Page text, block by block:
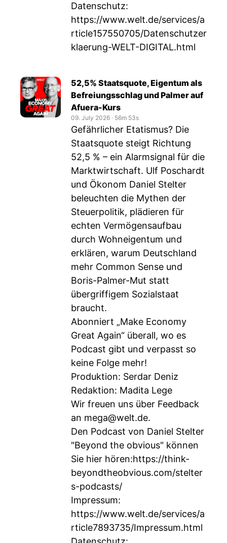
Datenschutz:
https://www.welt.de/services/a
rticle157550705/Datenschutzer
klaerung-WELT-DIGITAL.html
52,5% Staatsquote, Eigentum als
Befreiungsschlag und Palmer auf
Afuera-Kurs
09. July 2026 ‧ 56m 53s
Gefährlicher Etatismus? Die
Staatsquote steigt Richtung
52,5 % – ein Alarmsignal für die
Marktwirtschaft. Ulf Poschardt
und Ökonom Daniel Stelter
beleuchten die Mythen der
Steuerpolitik, plädieren für
echten Vermögensaufbau
durch Wohneigentum und
erklären, warum Deutschland
mehr Common Sense und
Boris-Palmer-Mut statt
übergriffigem Sozialstaat
braucht.
Abonniert „Make Economy
Great Again“ überall, wo es
Podcast gibt und verpasst so
keine Folge mehr!
Produktion: Serdar Deniz
Redaktion: Madita Lege
Wir freuen uns über Feedback
an mega@welt.de.
Den Podcast von Daniel Stelter
"Beyond the obvious" können
Sie hier hören:https://think-
beyondtheobvious.com/stelter
s-podcasts/
Impressum:
https://www.welt.de/services/a
rticle7893735/Impressum.html